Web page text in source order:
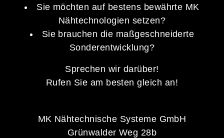
Sie möchten auf bestens bewährte MK
Nähtechnologien setzen?
Sie brauchen die maßgeschneiderte
Sonderentwicklung?
Sprechen wir darüber!
Rufen Sie am besten gleich an!
MK Nähtechnische Systeme GmbH
Grünwalder Weg 28b